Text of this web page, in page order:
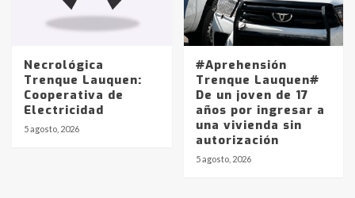
Necrológica
Trenque Lauquen:
Cooperativa de
Electricidad
5 agosto, 2026
#Aprehensión
Trenque Lauquen#
De un joven de 17
años por ingresar a
una vivienda sin
autorización
5 agosto, 2026
Los precios de los combustibles en
La Pampa, desde YPF hasta Axion
entre 857 a 1338 pesos
La Bolsa de Cereales de Bahía
Blanca anticipa que Agosto vendrá
con lluvias y heladas, en gran parte